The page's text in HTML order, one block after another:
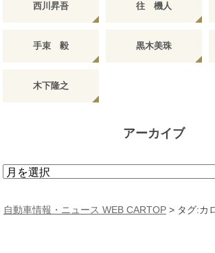
西川昇吾 往 機人
手束 毅 黒木美珠
木下隆之
アーカイブ
ア
カ
自動車情報・ニュース WEB CARTOP > タグ:カ